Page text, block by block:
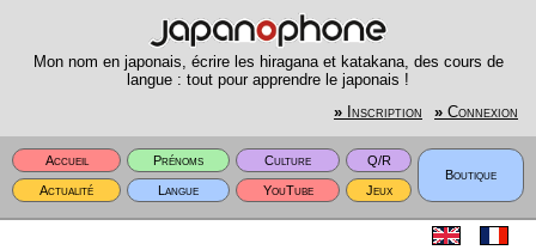
Mon nom en japonais, écrire les hiragana et katakana, des cours de
langue : tout pour apprendre le japonais !
» Inscription » Connexion
Accueil Prénoms Culture
Q/R
Boutique
Actualité
Langue YouTube Jeux